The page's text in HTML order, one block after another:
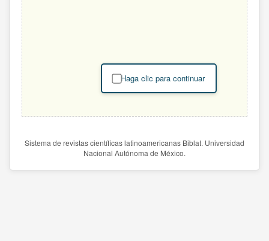
Haga clic para continuar
Sistema de revistas científicas latinoamericanas Biblat. Universidad
Nacional Autónoma de México.